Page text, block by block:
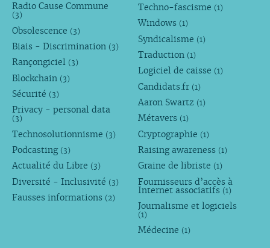
Radio Cause Commune
(3)
Obsolescence (3)
Biais - Discrimination (3)
Rançongiciel (3)
Blockchain (3)
Sécurité (3)
Privacy - personal data
(3)
Technosolutionnisme (3)
Podcasting (3)
Actualité du Libre (3)
Diversité - Inclusivité (3)
Fausses informations (2)
Techno-fascisme (1)
Windows (1)
Syndicalisme (1)
Traduction (1)
Logiciel de caisse (1)
Candidats.fr (1)
Aaron Swartz (1)
Métavers (1)
Cryptographie (1)
Raising awareness (1)
Graine de libriste (1)
Fournisseurs d’accès à
Internet associatifs (1)
Journalisme et logiciels
(1)
Médecine (1)